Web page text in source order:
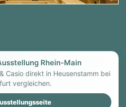
Rhein-Main
Casio direkt in Heusenstamm bei
vergleichen.